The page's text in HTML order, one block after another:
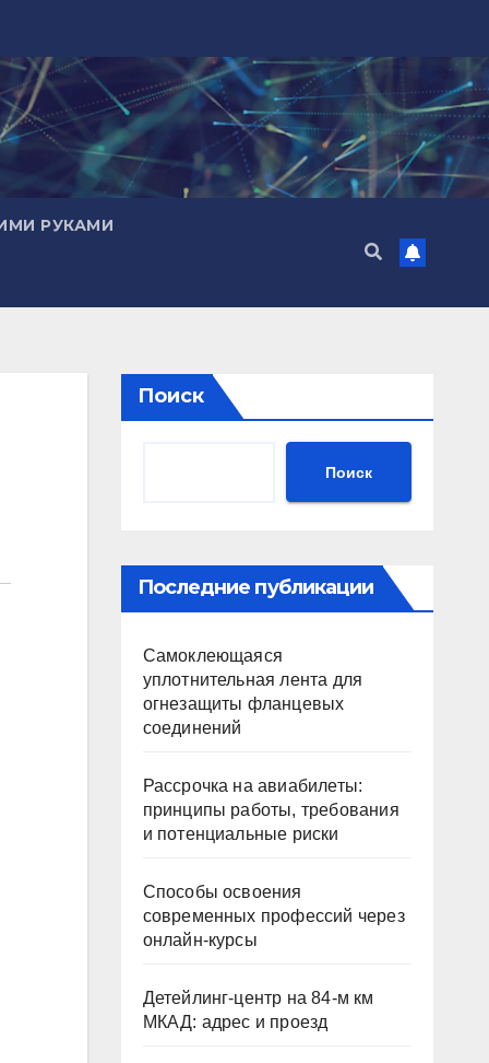
РУКАМИ
Поиск
Поиск
Последние публикации
Самоклеющаяся
уплотнительная лента для
огнезащиты фланцевых
соединений
Рассрочка на авиабилеты:
принципы работы, требования
и потенциальные риски
Способы освоения
современных профессий через
онлайн-курсы
Детейлинг-центр на 84-м км
МКАД: адрес и проезд